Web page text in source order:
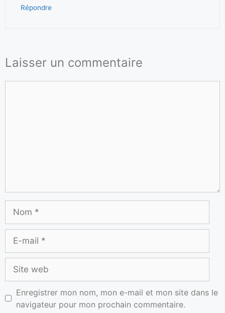
Répondre
Laisser un commentaire
Enregistrer mon nom, mon e-mail et mon site dans le
navigateur pour mon prochain commentaire.